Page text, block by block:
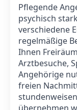
Pflegende
psychisch
verschiedene
regelmäßige
Ihnen
Arztbesuche,
Angehörige
freien